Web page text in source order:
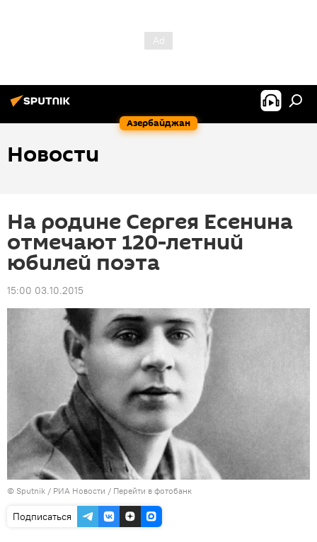
Азербайджан
Новости
На родине Сергея Есенина
отмечают 120-летний
юбилей поэта
15:00 03.10.2015
© Sputnik / РИА Новости / Перейти в фотобанк
Подписаться